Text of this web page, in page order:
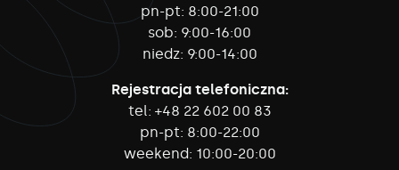
pn-pt: 8:00-21:00
sob: 9:00-16:00
niedz: 9:00-14:00
Rejestracja telefoniczna:
tel: +48 22 602 00 83
pn-pt: 8:00-22:00
weekend: 10:00-20:00